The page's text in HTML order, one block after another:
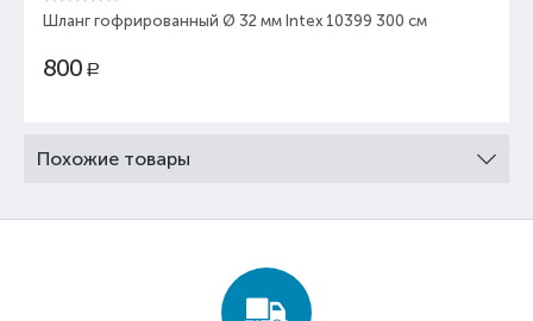
Шланг гофрированный Ø 32 мм Intex 10399 300 см
800 Р
Похожие товары